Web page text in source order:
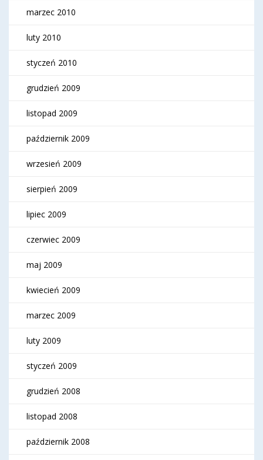
marzec 2010
luty 2010
styczeń 2010
grudzień 2009
listopad 2009
październik 2009
wrzesień 2009
sierpień 2009
lipiec 2009
czerwiec 2009
maj 2009
kwiecień 2009
marzec 2009
luty 2009
styczeń 2009
grudzień 2008
listopad 2008
październik 2008